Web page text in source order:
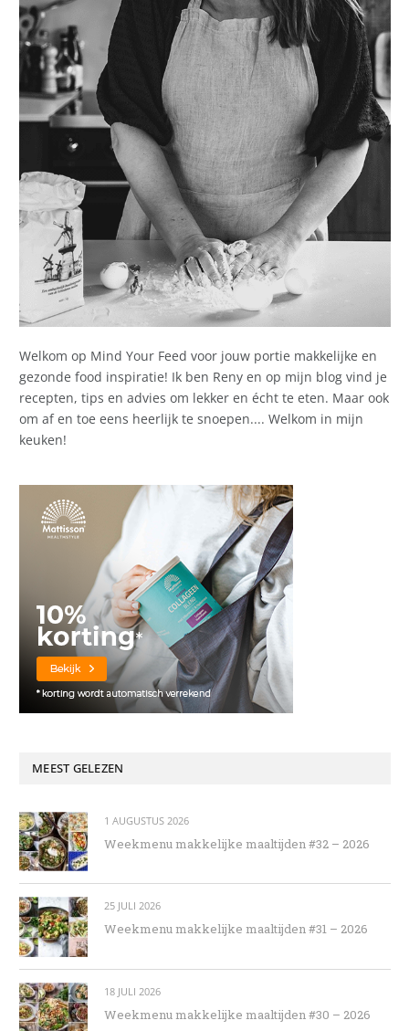
Welkom op Mind Your Feed voor jouw portie makkelijke en
gezonde food inspiratie! Ik ben Reny en op mijn blog vind je
recepten, tips en advies om lekker en écht te eten. Maar ook
om af en toe eens heerlijk te snoepen.... Welkom in mijn
keuken!
MEEST GELEZEN
1 AUGUSTUS 2026
Weekmenu makkelijke maaltijden #32 – 2026
25 JULI 2026
Weekmenu makkelijke maaltijden #31 – 2026
18 JULI 2026
Weekmenu makkelijke maaltijden #30 – 2026